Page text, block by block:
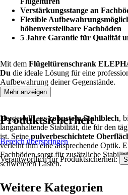
Verstärkungsstange an
Flexible
höhenverstellbare Fachböden
5 Jahre Garantie für Qualität
Mit dem Flügeltürenschrank
Du die ideale Lösung für eine
Aufbewahrung deiner Gegenstände.
Hergestellt ausrobustem Stahlblech,
langanhaltende Stabilität, die für den
ist. Seine pulverbeschichtete
verleiht ihm eine ansprechende Optik.
Fachböden sorgt für zusätzliche
schwereren Lasten.
Mehr anzeigen
Produktsicherheit
Bereich überspringen
Verantwortlich für Produktsicherheit:
Weitere Kategorien